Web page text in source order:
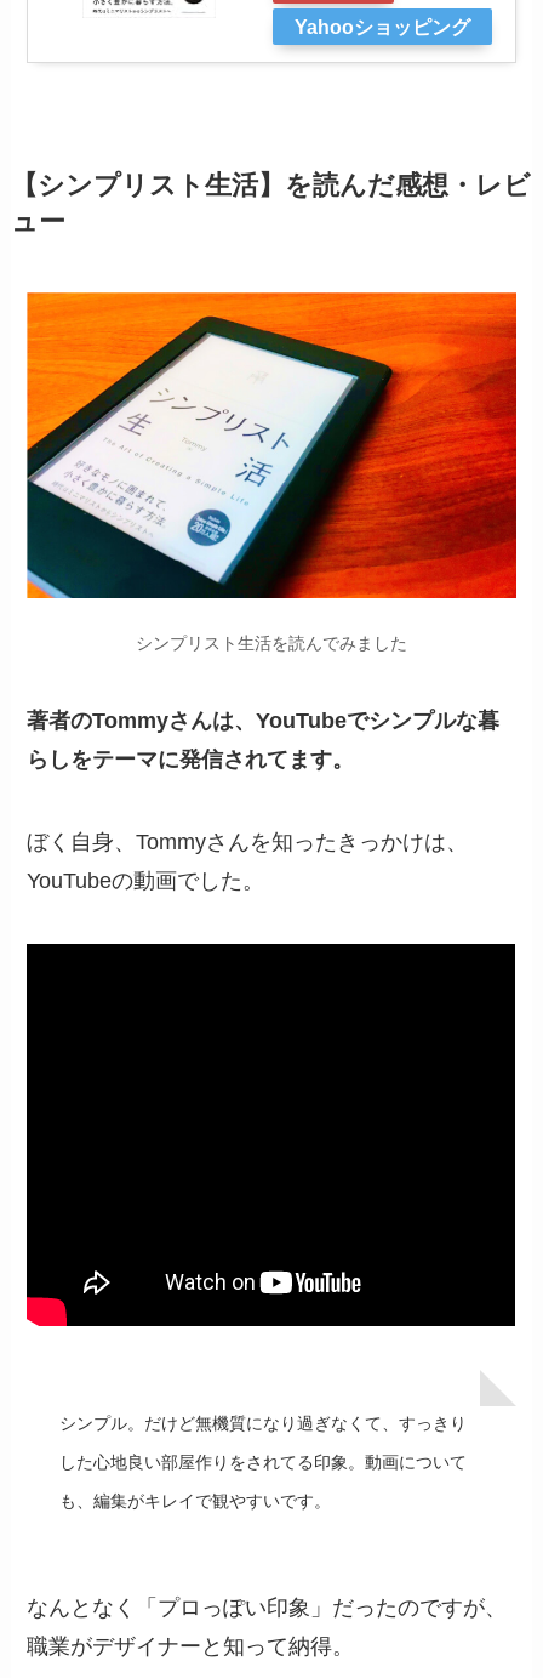
Yahooショッピング
【シンプリスト生活】を読んだ感想・レビ
ュー
シンプリスト生活を読んでみました
著者のTommyさんは、YouTubeでシンプルな暮
らしをテーマに発信されてます。
ぼく自身、Tommyさんを知ったきっかけは、
YouTubeの動画でした。
シンプル。だけど無機質になり過ぎなくて、すっきり
した心地良い部屋作りをされてる印象。動画について
も、編集がキレイで観やすいです。
なんとなく「プロっぽい印象」だったのですが、
職業がデザイナーと知って納得。